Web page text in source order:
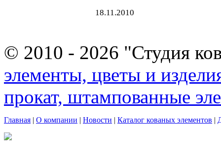
18.11.2010
© 2010 - 2026 "Студия
элементы, цветы и
прокат, штампованные
Главная | О компании | Новости | Каталог кованых элементов |